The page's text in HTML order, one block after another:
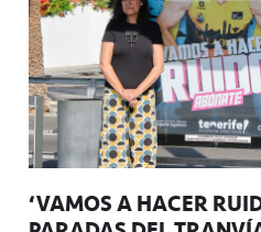
‘VAMOS A HACER